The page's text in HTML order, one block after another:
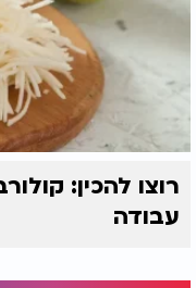
אם את צריכה אותה
שכל חומרי הגלם
מאושרים ככאלה.
ואם את שומרת
להתאים לפי
רוצו להכין:
עבודה